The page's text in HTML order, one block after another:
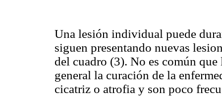
Una lesión individual puede
siguen presentando nuevas
del cuadro (3). No es común
general la curación de la
cicatriz o atrofia y son poco